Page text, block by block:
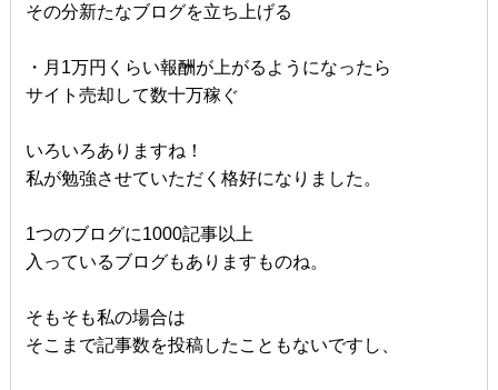
その分新たなブログを立ち上げる
・月1万円くらい報酬が上がるようになったら
サイト売却して数十万稼ぐ
いろいろありますね！
私が勉強させていただく格好になりました。
1つのブログに1000記事以上
入っているブログもありますものね。
そもそも私の場合は
そこまで記事数を投稿したこともないですし、